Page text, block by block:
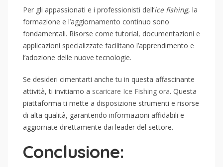
Per gli appassionati e i professionisti dell’ice fishing, la
formazione e l’aggiornamento continuo sono
fondamentali. Risorse come tutorial, documentazioni e
applicazioni specializzate facilitano l’apprendimento e
l’adozione delle nuove tecnologie.
Se desideri cimentarti anche tu in questa affascinante
attività, ti invitiamo a scaricare Ice Fishing ora. Questa
piattaforma ti mette a disposizione strumenti e risorse
di alta qualità, garantendo informazioni affidabili e
aggiornate direttamente dai leader del settore.
Conclusione: